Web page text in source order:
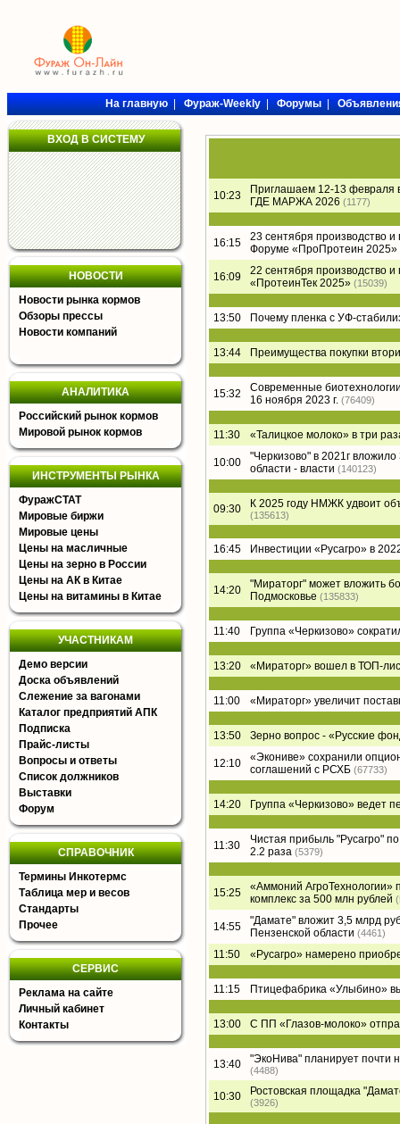
На главную|Фураж-Weekly|Форумы|
ВХОД В СИСТЕМУ
НОВОСТИ
Новости рынка кормов
Обзоры прессы
Новости компаний
АНАЛИТИКА
Российский рынок кормов
Мировой рынок кормов
ИНСТРУМЕНТЫ РЫНКА
ФуражСТАТ
Мировые биржи
Мировые цены
Цены на масличные
Цены на зерно в России
Цены на АК в Китае
Цены на витамины в Китае
УЧАСТНИКАМ
Демо версии
Доска объявлений
Слежение за вагонами
Каталог предприятий АПК
Подписка
Прайс-листы
Вопросы и ответы
Список должников
Выставки
Форум
СПРАВОЧНИК
Термины Инкотермс
Таблица мер и весов
Стандарты
Прочее
СЕРВИС
Реклама на сайте
Личный кабинет
Контакты
10:23
Приглашаем 12-13 февраля
ГДЕ МАРЖА 2026 (1177)
16:15
23 сентября производство
Форуме «ПроПротеин 2025»
16:09
22 сентября производство
«ПротеинТек 2025» (15039)
13:50 Почему пленка с УФ-
13:44 Преимущества покупки
15:32
Современные
16 ноября 2023 г. (76409)
11:30 «Талицкое молоко» в три
10:00
"Черкизово" в 2021г
области - власти (140123)
09:30 К 2025 году НМЖК удвоит
(135613)
16:45 Инвестиции «Русагро» в
14:20
"Мираторг" может вложить
Подмосковье (135833)
11:40 Группа «Черкизово»
13:20 «Мираторг» вошел в ТОП-
11:00 «Мираторг» увеличит
13:50 Зерно вопрос - «Русские
12:10
«Экониве» сохранили
соглашений с РСХБ (67733)
14:20 Группа «Черкизово» ведет
11:30
Чистая прибыль "Русагро"
2.2 раза (5379)
15:25
«Аммоний АгроТехнологии»
комплекс за 500 млн рублей
14:55
"Дамате" вложит 3,5 млрд
Пензенской области (4461)
11:50 «Русагро» намерено
11:15 Птицефабрика «Улыбино»
13:00 С ПП «Глазов-молоко»
13:40 "ЭкоНива" планирует почти
(4488)
10:30 Ростовская площадка
(3926)